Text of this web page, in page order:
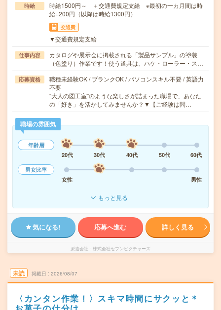
時給
時給1500円～ ＋交通費規定支給 ※最初の一カ月間は時
給+200円（以降は時給1300円）
交通費
▼交通費規定支給
仕事内容
カタログや展示会に掲載される「製品サンプル」の塗装
（色塗り）作業です！使う道具は、ハケ・ローラー・ス…
応募資格
職種未経験OK / ブランクOK / パソコンスキル不要 / 英語力
不要
“大人の図工室”のような楽しさが詰まった職場で、あなた
の「好き」を活かしてみませんか？▼【ご経験は問…
職場の雰囲気
年齢層
20代
30代 40代 50代
60代
男女比率
女性
男性
もっと見る
気になる! 応募へ進む 詳しく見る
派遣会社 株式会社セブンピクチャーズ
未読 掲載日 2026/08/07
〈カンタン作業！〉スキマ時間にサクッと＊